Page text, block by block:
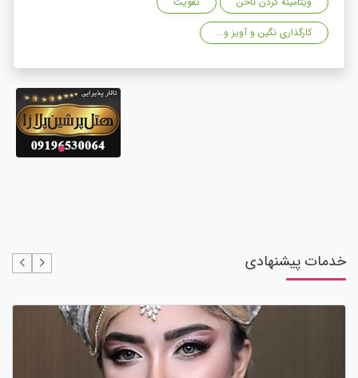
کارگذاری نگین و آویز و...
خدمات پیشنهادی